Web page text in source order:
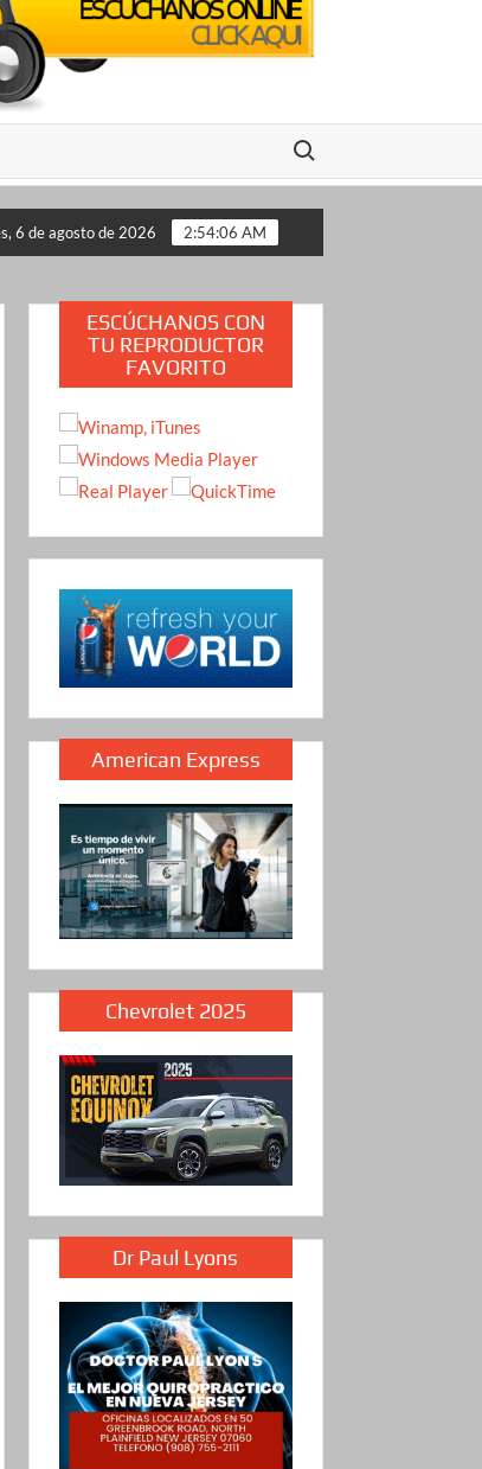
Buscar:
en vivo en México: se conocen pistas clave del
6 de agosto de 2026 2:54:07 AM
ESCÚCHANOS CON
TU REPRODUCTOR
FAVORITO
American Express
Chevrolet 2025
Dr Paul Lyons